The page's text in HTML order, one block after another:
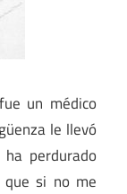
un médico
le llevó
perdurado
que si no me